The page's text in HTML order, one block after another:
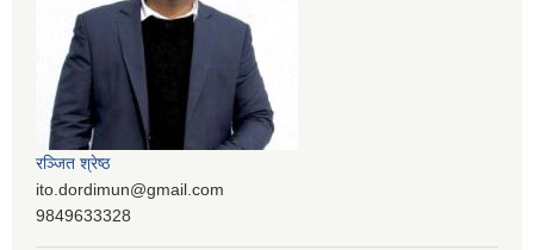
रञ्‍जित श्रेष्ठ
ito.dordimun@gmail.com
9849633328